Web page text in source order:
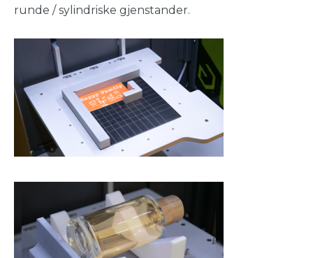
runde / sylindriske gjenstander.